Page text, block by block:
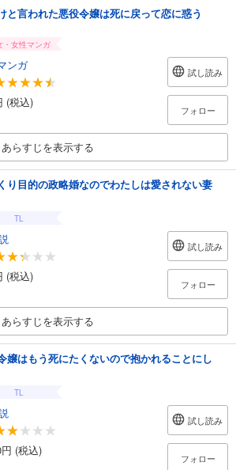
と言われた悪役令嬢は死に戻って恋に惑う
・女性マンガ
ンガ
(税込)
試し読み
フォロー
あらすじを表示する
り目的の政略婚なのでわたしは愛されない妻
TL
(税込)
試し読み
フォロー
あらすじを表示する
嬢はもう死にたくないので抱かれることにし
TL
(税込)
試し読み
フォロー